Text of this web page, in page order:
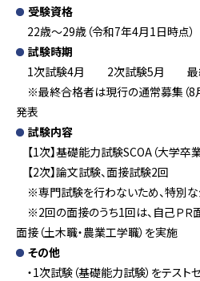
受験資格
22歳～29歳（令和7年4月1日時点）
試験時期
1次試験4月 2次試験5月 最終
※最終合格者は現行の通常募集（
発表
試験内容
【1次】基礎能力試験SCOA（大学卒
【2次】論文試験、面接試験2回
※専門試験を行わないため、特別
※2回の面接のうち1回は、自己ＰＲ
面接（土木職・農業工学職）を実施
その他
・1次試験（基礎能力試験）をテスト